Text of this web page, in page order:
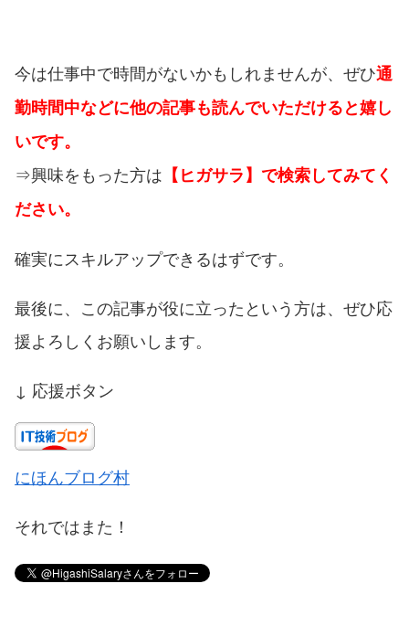
今は仕事中で時間がないかもしれませんが、ぜひ通
勤時間中などに他の記事も読んでいただけると嬉し
いです。
⇒興味をもった方は 【ヒガサラ】で検索してみてく
ださい。
確実にスキルアップできるはずです。
最後に、この記事が役に立ったという方は、ぜひ応
援よろしくお願いします。
↓ 応援ボタン
にほんブログ村
それではまた！